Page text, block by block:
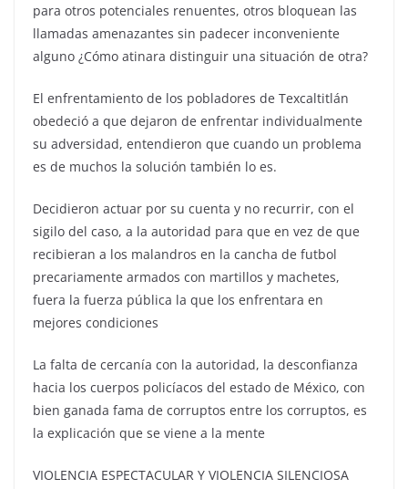
para otros potenciales renuentes, otros bloquean las
llamadas amenazantes sin padecer inconveniente
alguno ¿Cómo atinara distinguir una situación de otra?
El enfrentamiento de los pobladores de Texcaltitlán
obedeció a que dejaron de enfrentar individualmente
su adversidad, entendieron que cuando un problema
es de muchos la solución también lo es.
Decidieron actuar por su cuenta y no recurrir, con el
sigilo del caso, a la autoridad para que en vez de que
recibieran a los malandros en la cancha de futbol
precariamente armados con martillos y machetes,
fuera la fuerza pública la que los enfrentara en
mejores condiciones
La falta de cercanía con la autoridad, la desconfianza
hacia los cuerpos policíacos del estado de México, con
bien ganada fama de corruptos entre los corruptos, es
la explicación que se viene a la mente
VIOLENCIA ESPECTACULAR Y VIOLENCIA SILENCIOSA